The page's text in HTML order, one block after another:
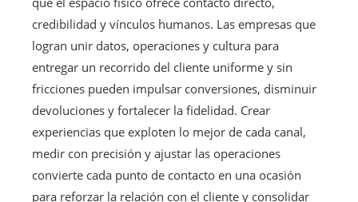
credibilidad y vínculos humanos. Las empresas que
logran unir datos, operaciones y cultura para
entregar un recorrido del cliente uniforme y sin
fricciones pueden impulsar conversiones, disminuir
devoluciones y fortalecer la fidelidad. Crear
experiencias que exploten lo mejor de cada canal,
medir con precisión y ajustar las operaciones
convierte cada punto de contacto en una ocasión
para reforzar la relación con el cliente y consolidar